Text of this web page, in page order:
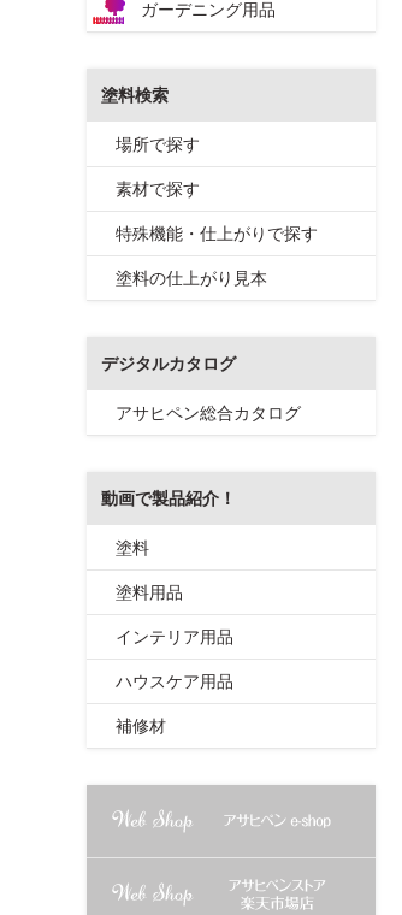
ガーデニング用品
塗料検索
場所で探す
素材で探す
特殊機能・仕上がりで探す
塗料の仕上がり見本
デジタルカタログ
アサヒペン総合カタログ
動画で製品紹介！
塗料
塗料用品
インテリア用品
ハウスケア用品
補修材